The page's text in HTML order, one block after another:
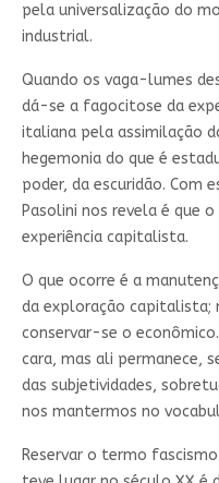
pela universalização do
industrial.
Quando os vaga-lumes
dá-se a fagocitose da
italiana pela assimilação
hegemonia do que é
poder, da escuridão. Com
Pasolini nos revela é que
experiência capitalista.
O que ocorre é a
da exploração
conservar-se o
cara, mas ali permanece,
das subjetividades,
nos mantermos no
Reservar o termo